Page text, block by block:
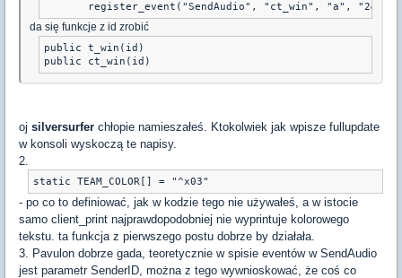
register_event("SendAudio", "ct_win", "a",
da się funkcje z id zrobić
public t_win(id)
public ct_win(id)
oj silversurfer chłopie namieszałeś. Ktokolwiek jak wpisze fullupdate
w konsoli wyskoczą te napisy.
2.
static TEAM_COLOR[] = "^x03"
- po co to definiować, jak w kodzie tego nie używałeś, a w istocie
samo client_print najprawdopodobniej nie wyprintuje kolorowego
tekstu. ta funkcja z pierwszego postu dobrze by działała.
3. Pavulon dobrze gada, teoretycznie w spisie eventów w SendAudio
jest parametr SenderID, można z tego wywnioskować, że coś co